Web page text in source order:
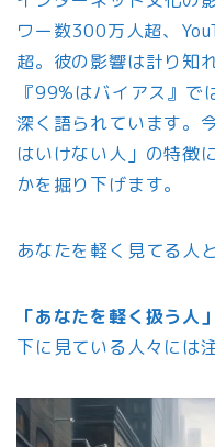
ワー数300万人超、
超。彼の影響は計り知
『99%はバイアス』で
深く語られています。
はいけない人」の特徴
かを掘り下げます。
あなたを軽く見てる人
「あなたを軽く扱う人」
下に見ている人々には